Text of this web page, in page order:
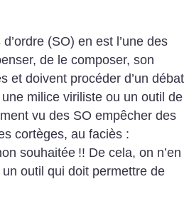
(SO) en est l’une des
de le composer, son
et doivent procéder d’un débat
milice viriliste ou un outil de
vu des SO empêcher des
cortèges, au faciès :
souhaitée !! De cela, on n’en
outil qui doit permettre de